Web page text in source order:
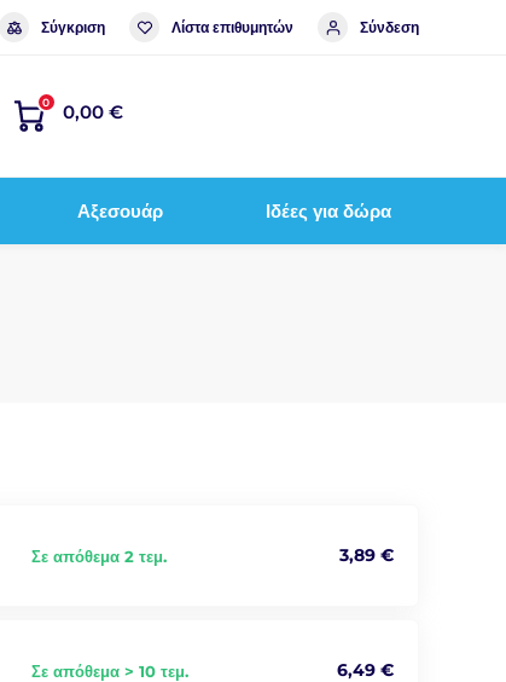
Σύγκριση Λίστα επιθυμητών Σύνδεση
0 0,00 €
Αξεσουάρ Ιδέες για δώρα
Σε απόθεμα 2 τεμ. 3,89 €
Σε απόθεμα > 10 τεμ. 6,49 €